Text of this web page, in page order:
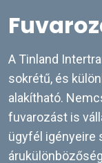
A Tinland
sokrétű, és
alakítható.
fuvarozást is
ügyfél igényeire